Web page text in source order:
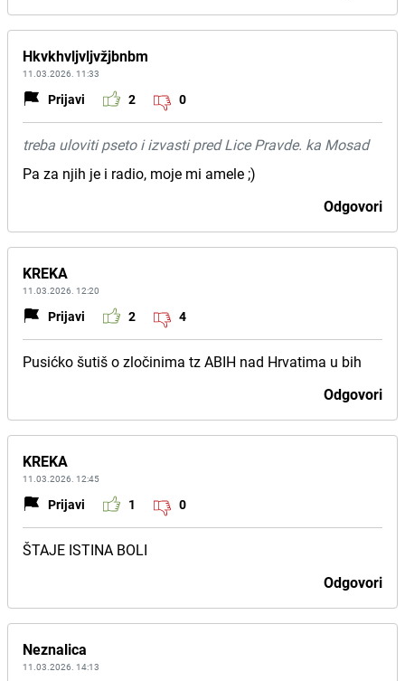
Hkvkhvljvljvžjbnbm
11.03.2026. 11:33
Prijavi 2 0
treba uloviti pseto i izvasti pred Lice Pravde. ka Mosad
Pa za njih je i radio, moje mi amele ;)
Odgovori
KREKA
11.03.2026. 12:20
Prijavi 2 4
Pusićko šutiš o zločinima tz ABIH nad Hrvatima u bih
Odgovori
KREKA
11.03.2026. 12:45
Prijavi 1 0
ŠTAJE ISTINA BOLI
Odgovori
Neznalica
11.03.2026. 14:13